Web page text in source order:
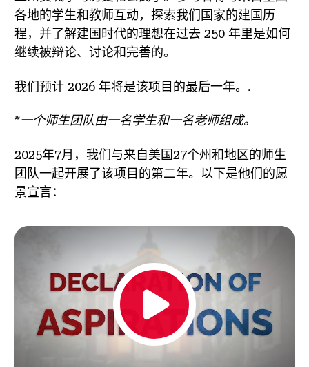
各地的学生和教师互动，探索我们国家的建国历
程，并了解建国时代的理想在过去 250 年里是如何
继续被辩论、讨论和完善的。
我们预计 2026 年将是该项目的最后一年。.
*一个师生团队由一名学生和一名老师组成。
2025年7月，我们与来自美国27个州和地区的师生
团队一起开展了该项目的第二年。以下是他们的愿
景宣言：